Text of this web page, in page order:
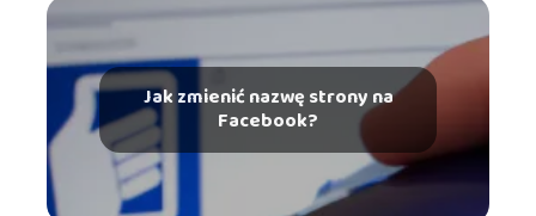
Jak zmienić nazwę strony na
Facebook?